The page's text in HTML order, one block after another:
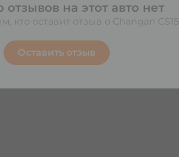
отзывов на этот авто нет
кто оставит отзыв о Changan CS15
Оставить отзыв